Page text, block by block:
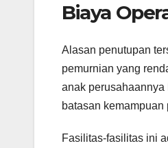
Biaya
Alasan penutupan
pemurnian yang
anak perusahaannya
batasan
Fasilitas-fasilitas ini